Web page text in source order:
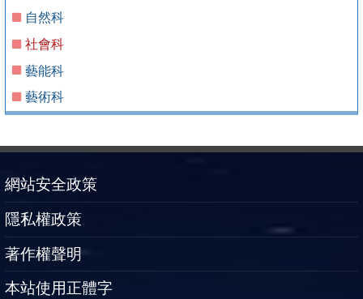
自然科
社會科
藝能科
藝術科
網站安全政策
隱私權政策
著作權聲明
本站使用正體字